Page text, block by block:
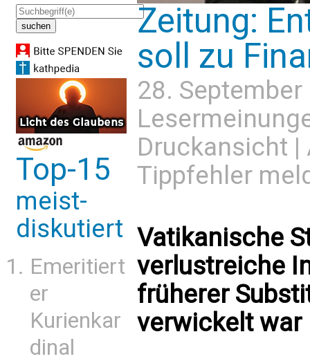
Top-15
meist-
diskutiert
Emeritiert
er
Kurienkar
dinal
Zeitung:
soll zu
28.
Druckansicht |
Tippfehler
Vatikanische
verlustreiche
früherer
verwickelt war